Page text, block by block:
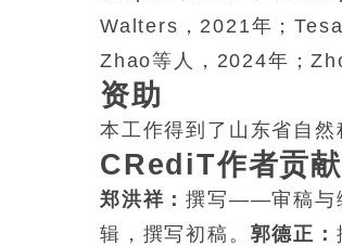
Walters，2021年；
Zhao等人，2024年；
资助
本工作得到了山东省自
CRediT作者贡
郑洪祥：撰写——审稿与
辑，撰写初稿。 郭德正：